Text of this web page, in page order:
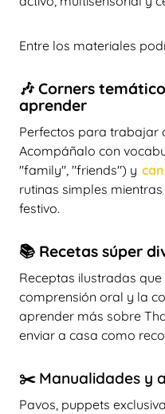
Entre los materiales
🎶 Corners
aprender
Perfectos para trabajar
Acompáñalo con
"family", "friends") y
rutinas simples
festivo.
📚 Recetas súper
Receptas ilustradas
comprensión oral y la
aprender más sobre
enviar a casa como
✂️ Manualidades y
Pavos, puppets